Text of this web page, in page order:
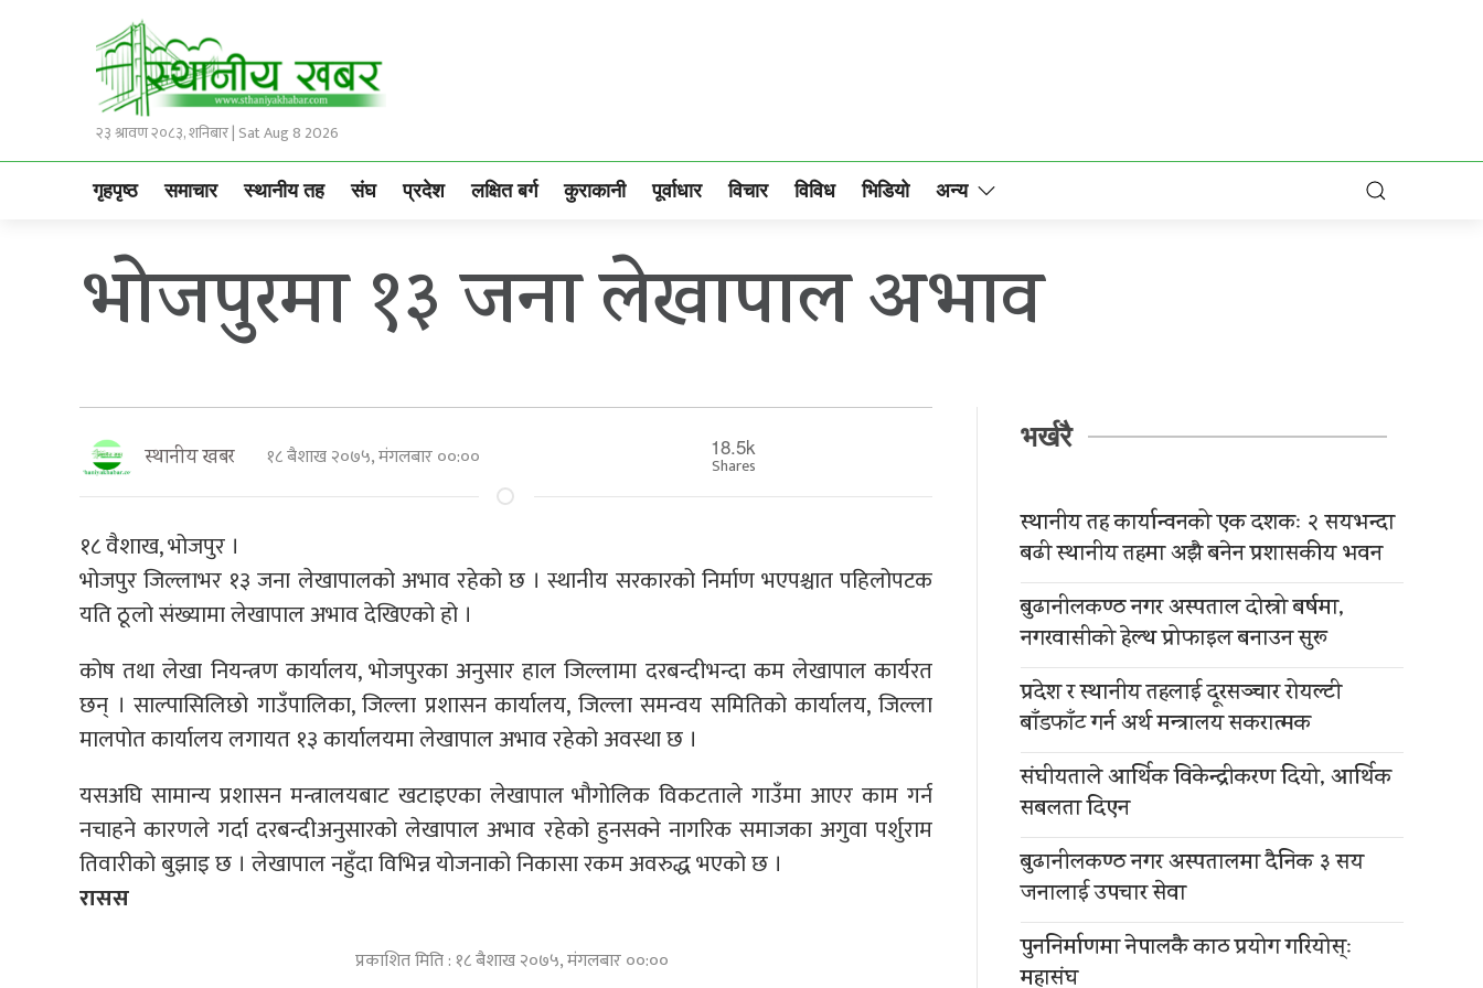
२३ श्रावण २०८३, शनिबार | Sat Aug 8 2026
गृहपृष्ठ समाचार स्थानीय तह संघ प्रदेश लक्षित बर्ग कुराकानी पूर्वाधार विचार विविध भिडियो अन्य
भोजपुरमा १३ जना लेखापाल अभाव
स्थानीय खबर १८ बैशाख २०७५, मंगलबार ००:०० 18.5k
Shares
१८ वैशाख, भोजपुर ।
भोजपुर जिल्लाभर १३ जना लेखापालको अभाव रहेको छ । स्थानीय सरकारको निर्माण भएपश्चात पहिलोपटक
यति ठूलो संख्यामा लेखापाल अभाव देखिएको हो ।
कोष तथा लेखा नियन्त्रण कार्यालय, भोजपुरका अनुसार हाल जिल्लामा दरबन्दीभन्दा कम लेखापाल कार्यरत
छन् । साल्पासिलिछो गाउँपालिका, जिल्ला प्रशासन कार्यालय, जिल्ला समन्वय समितिको कार्यालय, जिल्ला
मालपोत कार्यालय लगायत १३ कार्यालयमा लेखापाल अभाव रहेको अवस्था छ ।
यसअघि सामान्य प्रशासन मन्त्रालयबाट खटाइएका लेखापाल भौगोलिक विकटताले गाउँमा आएर काम गर्न
नचाहने कारणले गर्दा दरबन्दीअनुसारको लेखापाल अभाव रहेको हुनसक्ने नागरिक समाजका अगुवा पर्शुराम
तिवारीको बुझाइ छ । लेखापाल नहुँदा विभिन्न योजनाको निकासा रकम अवरुद्ध भएको छ ।
रासस
प्रकाशित मिति : १८ बैशाख २०७५, मंगलबार ००:००
भर्खरै
स्थानीय तह कार्यान्वनको एक दशकः २ सयभन्दा
बढी स्थानीय तहमा अझै बनेन प्रशासकीय भवन
बुढानीलकण्ठ नगर अस्पताल दोस्रो बर्षमा,
नगरवासीको हेल्थ प्रोफाइल बनाउन सुरू
प्रदेश र स्थानीय तहलाई दूरसञ्चार रोयल्टी
बाँडफाँट गर्न अर्थ मन्त्रालय सकरात्मक
संघीयताले आर्थिक विकेन्द्रीकरण दियो, आर्थिक
सबलता दिएन
बुढानीलकण्ठ नगर अस्पतालमा दैनिक ३ सय
जनालाई उपचार सेवा
पुननिर्माणमा नेपालकै काठ प्रयोग गरियोस्ः
महासंघ